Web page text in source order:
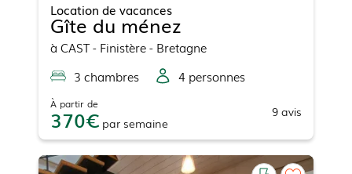
Location de vacances
Gîte du ménez
à CAST- Finistère - Bretagne
3 chambres 4 personnes
À partir de
370 par semaine
9 avis